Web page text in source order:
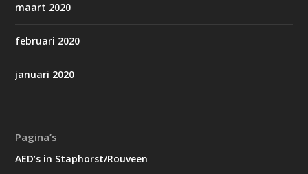
maart 2020
februari 2020
januari 2020
Pagina’s
AED’s in Staphorst/Rouveen